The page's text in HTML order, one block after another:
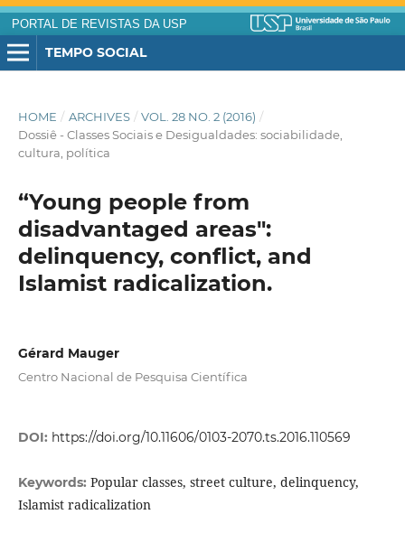
PORTAL DE REVISTAS DA USP
TEMPO SOCIAL
HOME / ARCHIVES / VOL. 28 NO. 2 (2016) /
Dossiê - Classes Sociais e Desigualdades: sociabilidade,
cultura, política
“Young people from
disadvantaged areas":
delinquency, conflict, and
Islamist radicalization.
Gérard Mauger
Centro Nacional de Pesquisa Científica
DOI: https://doi.org/10.11606/0103-2070.ts.2016.110569
Keywords: Popular classes, street culture, delinquency,
Islamist radicalization